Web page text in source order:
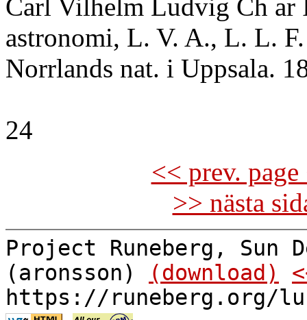
Carl Vilhelm Ludvig Ch ar
astronomi, L. V. A., L. L.
Norrlands nat. i Uppsala.
24
<< prev.
>> nästa
Project Runeberg, Sun
(aronsson)
(download)
https://runeberg.org/